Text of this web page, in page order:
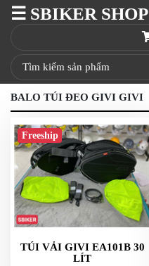
☰ SBIKER SHOP
SBIKER
TRANG
CHỦ
THÙNG
GIVI
BAGA
GIVI
HRX
NÓN
BẢO
HIỂM
BALO TÚI ĐEO GIVI GIVI
Freeship
TÚI VẢI GIVI EA101B 30
LÍT